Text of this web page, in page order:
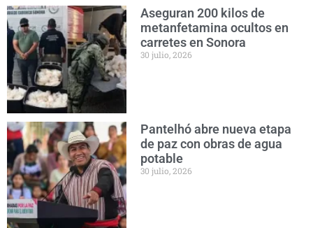
Aseguran 200 kilos de
metanfetamina ocultos en
carretes en Sonora
30 julio, 2026
Pantelhó abre nueva etapa
de paz con obras de agua
potable
30 julio, 2026